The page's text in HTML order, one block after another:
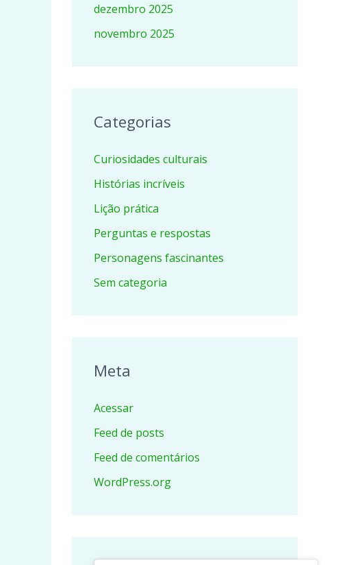
dezembro 2025
novembro 2025
Categorias
Curiosidades culturais
Histórias incríveis
Lição prática
Perguntas e respostas
Personagens fascinantes
Sem categoria
Meta
Acessar
Feed de posts
Feed de comentários
WordPress.org